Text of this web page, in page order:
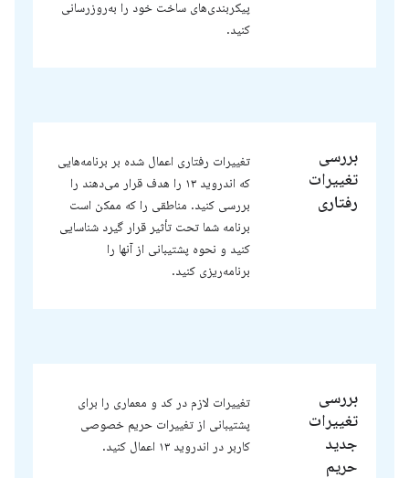
پیکربندی‌های ساخت خود را به‌روزرسانی
کنید.
بررسی
تغییرات
رفتاری
تغییرات رفتاری اعمال شده بر برنامه‌هایی
که اندروید ۱۳ را هدف قرار می‌دهند را
بررسی کنید. مناطقی را که ممکن است
برنامه شما تحت تأثیر قرار گیرد شناسایی
کنید و نحوه پشتیبانی از آنها را
برنامه‌ریزی کنید.
بررسی
تغییرات
جدید
حریم
تغییرات لازم در کد و معماری را برای
پشتیبانی از تغییرات حریم خصوصی
کاربر در اندروید ۱۳ اعمال کنید.